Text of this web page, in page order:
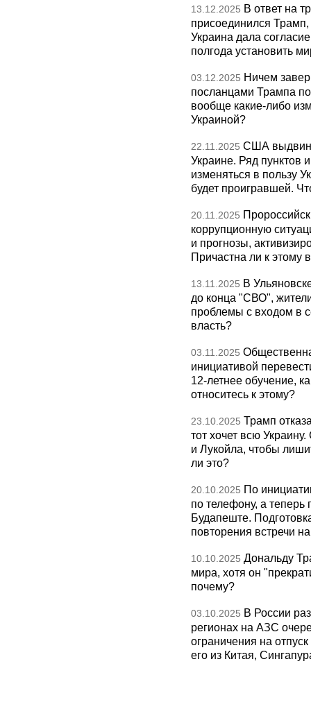
13.12.2025 В ответ на
присоединился
Украина дала
полгода установить
03.12.2025 Ничем
посланцами Трампа
вообще какие-либо
Украиной?
22.11.2025 США
Украине. Ряд пунктов
изменяться в пользу
будет проигравшей.
20.11.2025
коррупционную
и прогнозы,
Причастна ли к этому
13.11.2025 В
до конца "СВО",
проблемы с входом в
власть?
03.11.2025
инициативой
12-летнее обучение,
относитесь к этому?
23.10.2025 Трамп
тот хочет всю
и Лукойла, чтобы
ли это?
20.10.2025 По
по телефону, а теперь
Будапеште.
повторения встречи
10.10.2025 Дональду
мира, хотя он
почему?
03.10.2025 В России
регионах на АЗС
ограничения на
его из Китая,